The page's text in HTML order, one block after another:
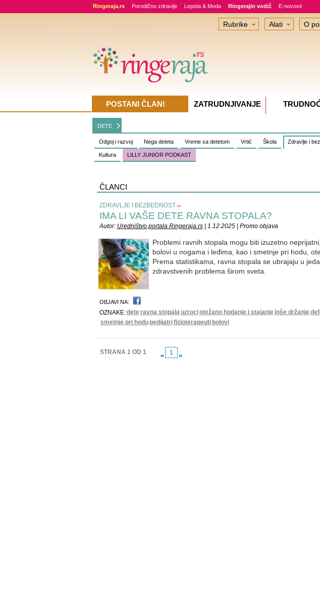
Ringeraja.rs Porodično zdravlje Lepota & Moda Ringerajin vodič E-novosti
DETE
Odgoj i razvoj Nega deteta Vreme sa detetom Vrtić Škola Zdravlje i
Kultura LILLY JUNIOR PODKAST
ČLANCI
ZDRAVLJE I BEZBEDNOST
IMA LI VAŠE DETE RAVNA STOPALA?
Autor: Uredništvo portala Ringeraja.rs| 1.12.2025 | Promo objava
Problemi ravnih stopala mogu biti izuzetno
bolovi u nogama i leđima, kao i smetnje pri hodu,
Prema statistikama, ravna stopala se ubrajaju u
zdravstvenih problema širom sveta.
OBJAVI NA:
OZNAKE:dete ravna stopalauzrociotežano hodanje i stajanje loše držanje
smetnje pri hodu pedijatrifizioterapeuti bolovi
STRANA 1 OD 1 1
Rubrike Alati O
POSTANI ČLAN! ZATRUDNJIVANJE